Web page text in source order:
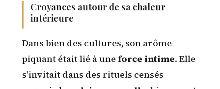
Croyances autour de sa chaleur
intérieure
Dans bien des cultures, son arôme
piquant était lié à une force intime. Elle
s’invitait dans des rituels censés